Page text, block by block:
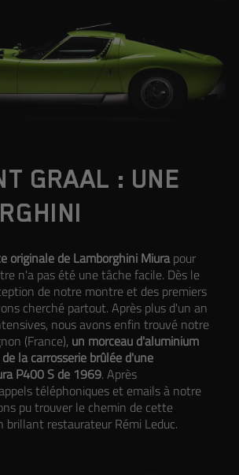
GRAAL : UNE
originale de Lamborghini Miurapour
n'a pas été une tâche facile. Dès le
de notre montre et des premiers
cherché partout. Après plus d'un an
nous avons enfin trouvé notre
(France), un morceau d'aluminium
la carrosserie brûlée d'une
P400 S de 1969. Après
téléphoniques et emails à notre
pu trouver le chemin de cette
brillant restaurateur Rémi Leduc.